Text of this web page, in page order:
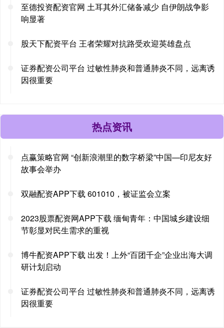
至德投资配资官网 土耳其外汇储备减少 自伊朗战争影
响显著
股天下配资平台 王者荣耀对抗路受欢迎英雄盘点
证券配资公司平台 过敏性肺炎和普通肺炎不同，远离诱
因很重要
热点资讯
点赢策略官网 “创新浪潮里的数字桥梁”中国—印尼友好
故事会举办
双融配资APP下载 601010，被证监会立案
2023股票配资网APP下载 缅甸青年：中国城乡建设细
节彰显对民生需求的重视
博牛配资APP下载 出发！上外“百团千企”企业出海大调
研计划启动
证券配资公司平台 过敏性肺炎和普通肺炎不同，远离诱
因很重要